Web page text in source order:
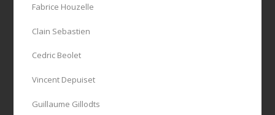
Fabrice Houzelle
Clain Sebastien
Cedric Beolet
Vincent Depuiset
Guillaume Gillodts